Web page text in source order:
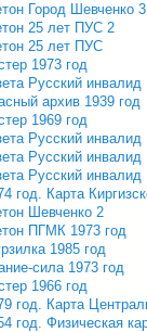
Город Шевченко 3
25 лет ПУС 2
25 лет ПУС
1973 год
Русский
архив 1939 год
1969 год
Русский
Русский
Русский
год. Карта
Шевченко 2
ПГМК 1973 год
1985 год
сила 1973 год
1966 год
год. Карта
год. Физическая